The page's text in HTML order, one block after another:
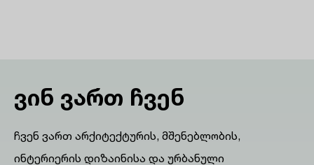
ვინ ვართ ჩვენ
ჩვენ ვართ არქიტექტურის, მშენებლობის,
ინტერიერის დიზაინისა და ურბანული